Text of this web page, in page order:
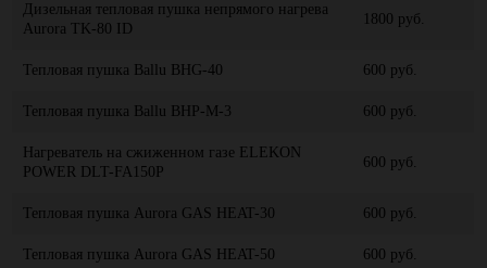
Дизельная тепловая пушка непрямого нагрева
Aurora TK-80 ID
1800 руб.
Тепловая пушка Ballu BHG-40 600 руб.
Тепловая пушка Ballu BHP-M-3 600 руб.
Нагреватель на сжиженном газе ELEKON
POWER DLT-FA150P
600 руб.
Тепловая пушка Aurora GAS HEAT-30 600 руб.
Тепловая пушка Aurora GAS HEAT-50 600 руб.